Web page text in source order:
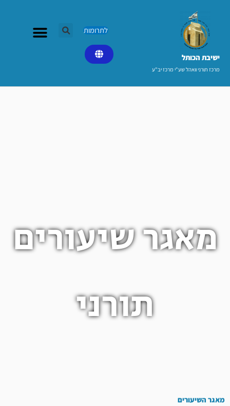
ישיבת הכותל​
מרכז תורני וואהל שע"י מרכז יב"ע
לתרומות
מאגר שיעורים
תורני
מאגר השיעורים